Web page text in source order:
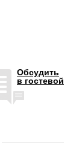
Обсудить
в гостевой